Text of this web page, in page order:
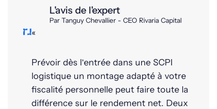
L'avis de l'expert
Par Tanguy Chevallier - CEO Rivaria Capital
«
Prévoir dès l’entrée dans une SCPI
logistique un montage adapté à votre
fiscalité personnelle peut faire toute la
différence sur le rendement net. Deux